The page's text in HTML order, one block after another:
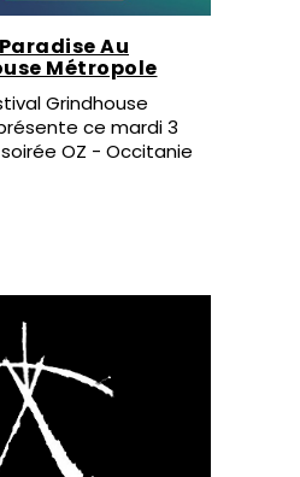
Au
Métropole
Grindhouse
ce mardi 3
OZ - Occitanie